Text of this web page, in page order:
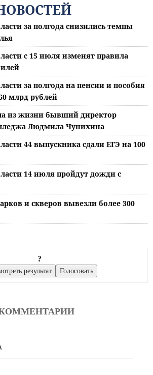
за полгода снизились темпы
с 15 июля изменят правила
за полгода на пенсии и пособия
млрд рублей
из жизни бывший директор
Людмила Чунихина
44 выпускника сдали ЕГЭ на 100
14 июля пройдут дожди с
и скверов вывезли более 300
?